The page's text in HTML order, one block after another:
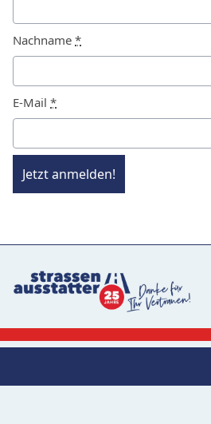
Nachname *
E-Mail *
Jetzt anmelden!